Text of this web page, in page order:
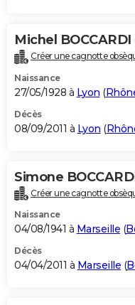
Michel BOCCARDI
Créer une cagnotte
Naissance
27/05/1928 à Lyon (
Décès
08/09/2011 à Lyon (
Simone
Créer une cagnotte
Naissance
04/08/1941 à Marseille (
Décès
04/04/2011 à Marseille (